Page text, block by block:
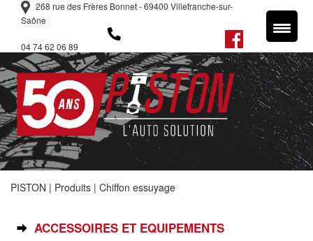
268 rue des Frères Bonnet - 69400 Villefranche-sur-
Saône
04 74 62 06 89
PISTON | Produits | Chiffon essuyage
ACCESSOIRES ET EQUIPEMENTS